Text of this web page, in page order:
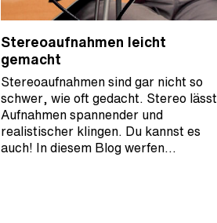
Stereoaufnahmen leicht
gemacht
Stereoaufnahmen sind gar nicht so
schwer, wie oft gedacht. Stereo lässt
Aufnahmen spannender und
realistischer klingen. Du kannst es
auch! In diesem Blog werfen…